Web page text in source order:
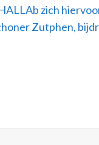
zich
Zutphen,